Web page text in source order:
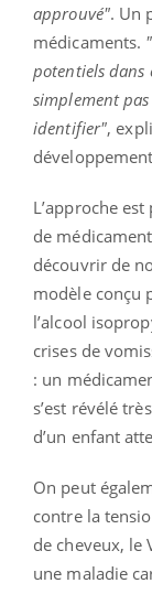
approuvé". Un
médicaments.
potentiels dans
simplement
identifier",
L’approche
de
découvrir de
modèle conçu
l’alcool
crises de
: un
s’est révélé
d’un enfant
On peut
contre la
de cheveux,
une maladie